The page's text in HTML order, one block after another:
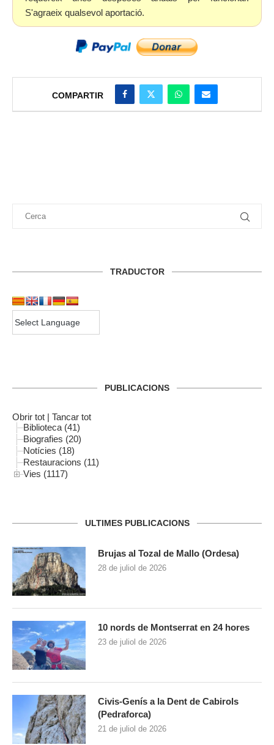
S'agraeix qualsevol aportació.
COMPARTIR
TRADUCTOR
PUBLICACIONS
Obrir tot | Tancar tot
Biblioteca (41)
Biografies (20)
Notícies (18)
Restauracions (11)
Vies (1117)
ULTIMES PUBLICACIONS
Brujas al Tozal de Mallo (Ordesa)
28 de juliol de 2026
10 nords de Montserrat en 24 hores
23 de juliol de 2026
Civis-Genís a la Dent de Cabirols
(Pedraforca)
21 de juliol de 2026